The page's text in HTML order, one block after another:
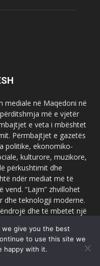
mediale në Maqedoni në
më e vjetër
e veta i mbështet
Përmbajtjet e gazetës
politike, ekonomiko-
kulturore, muzikore,
përkushtimit dhe
ndër mediat më të
vend. “Lajm” zhvillohet
dhe teknologji moderne.
dhe të mbetet një
është një
në Maqedoni.
give you the best
to use this site we
happy with it.